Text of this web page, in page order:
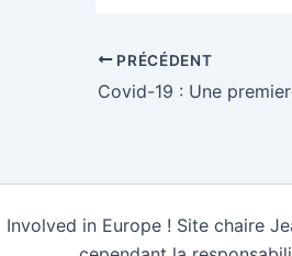
PRÉCÉDENT
in Europe ! Site chaire